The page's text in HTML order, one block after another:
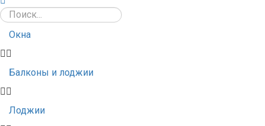
Окна
Балконы и лоджии
Лоджии